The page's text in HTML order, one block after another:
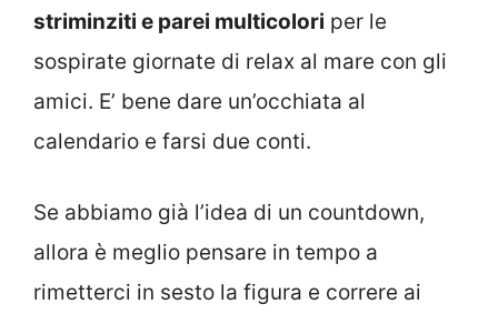
striminziti e parei multicolori per le
sospirate giornate di relax al mare con gli
amici. E’ bene dare un’occhiata al
calendario e farsi due conti.
Se abbiamo già l’idea di un countdown,
allora è meglio pensare in tempo a
rimetterci in sesto la figura e correre ai